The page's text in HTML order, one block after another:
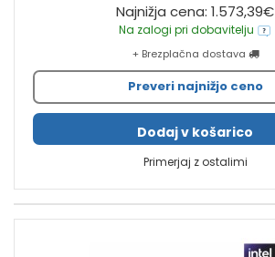
Najnižja cena: 1.573,39€
Na zalogi pri dobavitelju
+ Brezplačna dostava
Preveri najnižjo ceno
Dodaj v košarico
Primerjaj z ostalimi